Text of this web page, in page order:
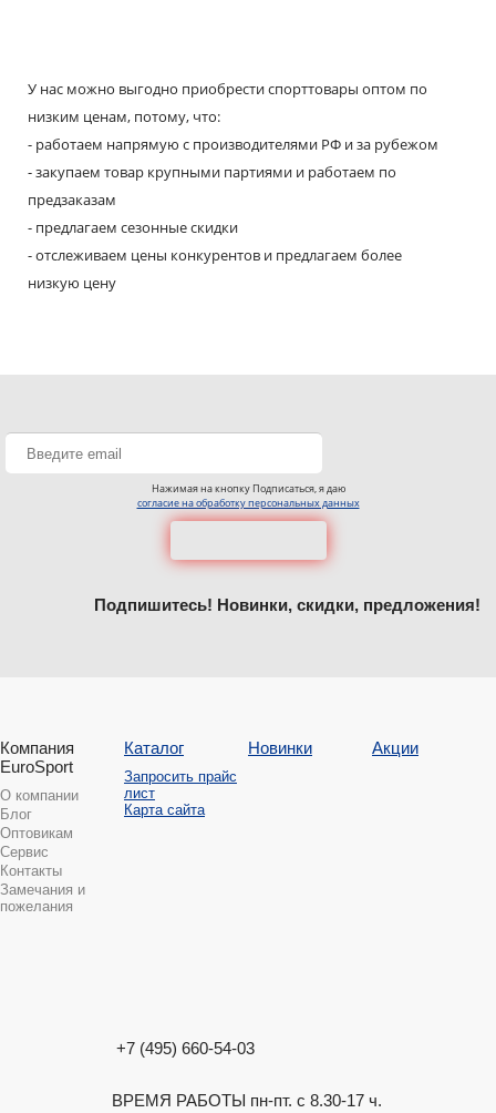
У нас можно выгодно приобрести спорттовары оптом по
низким ценам, потому, что:
- работаем напрямую с производителями РФ и за рубежом
- закупаем товар крупными партиями и работаем по
предзаказам
- предлагаем сезонные скидки
- отслеживаем цены конкурентов и предлагаем более
низкую цену
Нажимая на кнопку Подписаться, я даю
согласие на обработку персональных данных
Подпишитесь! Новинки, скидки, предложения!
Компания
EuroSport
О компании
Блог
Оптовикам
Сервис
Контакты
Замечания и
пожелания
Каталог
Запросить прайс
лист
Карта сайта
Новинки Акции
+7 (495) 660-54-03
ВРЕМЯ РАБОТЫ пн-пт. с 8.30-17 ч.